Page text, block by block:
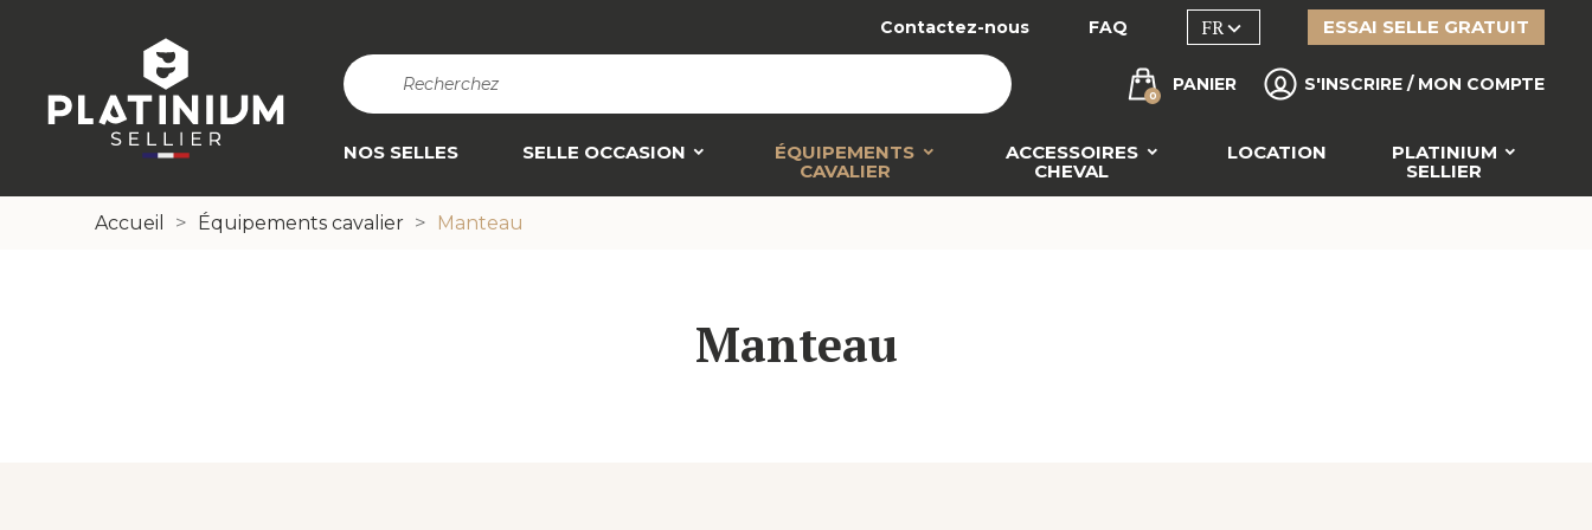
Contactez-nous FR
FAQ
NOS SELLES SELLE OCCASION
ÉQUIPEMENTS
CAVALIER
ACCESSOIRES
CHEVAL
LOCATION
ESSAI SELLE GRATUIT
PLATINIUM
SELLIER
PANIER
0
S'INSCRIRE / MON COMPTE
Accueil Équipements cavalier Manteau
Manteau